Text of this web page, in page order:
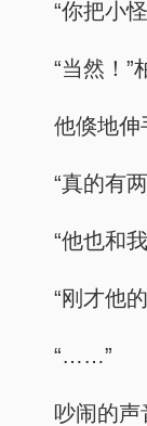
“你把小
“当然！”
他倏地伸
“真的有
“他也和
“刚才他
“……”
吵闹的声